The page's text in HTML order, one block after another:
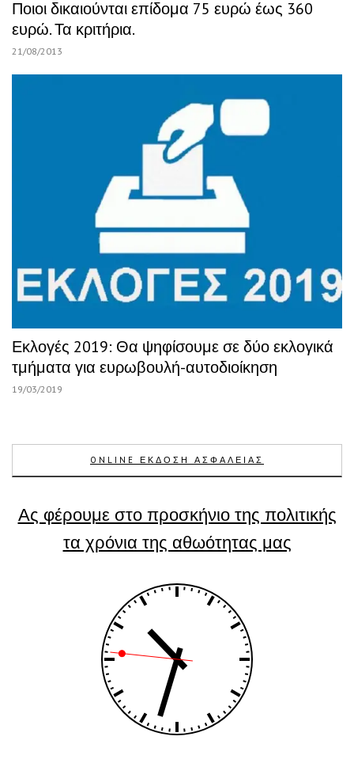
Ποιοι δικαιούνται επίδομα 75 ευρώ έως 360
ευρώ. Τα κριτήρια.
21/08/2013
Εκλογές 2019: Θα ψηφίσουμε σε δύο εκλογικά
τμήματα για ευρωβουλή-αυτοδιοίκηση
19/03/2019
ONLINE ΕΚΔΟΣΗ ΑΣΦΑΛΕΙΑΣ
Ας φέρουμε στο προσκήνιο της πολιτικής
τα χρόνια της αθωότητας μας